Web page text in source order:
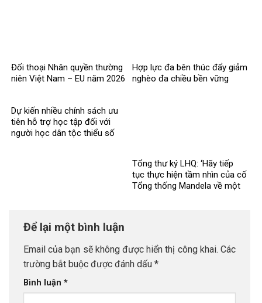
Đối thoại Nhân quyền thường
niên Việt Nam – EU năm 2026
Hợp lực đa bên thúc đẩy giảm
nghèo đa chiều bền vững
Dự kiến nhiều chính sách ưu
tiên hỗ trợ học tập đối với
người học dân tộc thiểu số
Tổng thư ký LHQ: ‘Hãy tiếp
tục thực hiện tầm nhìn của cố
Tổng thống Mandela về một
Để lại một bình luận
Email của bạn sẽ không được hiển thị công khai. Các
trường bắt buộc được đánh dấu *
Bình luận *